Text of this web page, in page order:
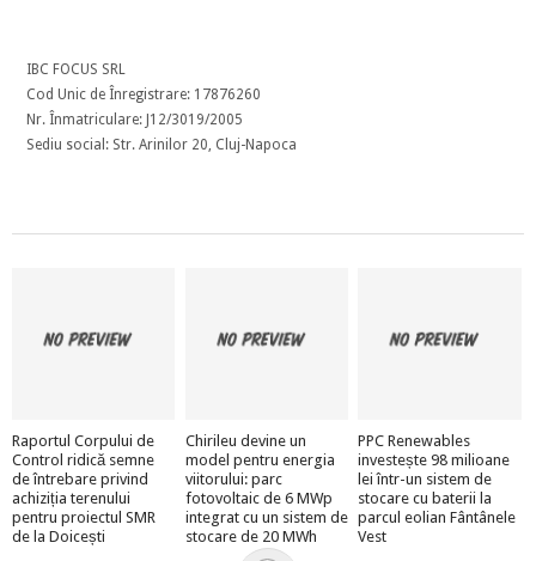
IBC FOCUS SRL
Cod Unic de Înregistrare: 17876260
Nr. Înmatriculare: J12/3019/2005
Sediu social: Str. Arinilor 20, Cluj-Napoca
Raportul Corpului de
Control ridică semne
de întrebare privind
achiziția terenului
pentru proiectul SMR
de la Doicești
Chirileu devine un
model pentru energia
viitorului: parc
fotovoltaic de 6 MWp
integrat cu un sistem de
stocare de 20 MWh
PPC Renewables
investește 98 milioane
lei într-un sistem de
stocare cu baterii la
parcul eolian Fântânele
Vest